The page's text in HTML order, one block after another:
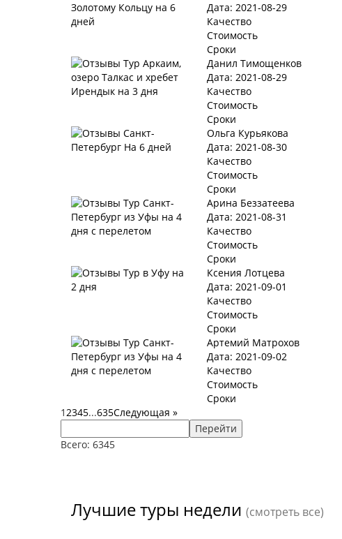
Дата: 2021-08-29
Качество
Стоимость
Сроки
Данил Тимощенков
Дата: 2021-08-29
Качество
Стоимость
Сроки
Ольга Курьякова
Дата: 2021-08-30
Качество
Стоимость
Сроки
Арина Беззатеева
Дата: 2021-08-31
Качество
Стоимость
Сроки
Ксения Лотцева
Дата: 2021-09-01
Качество
Стоимость
Сроки
Артемий Матрохов
Дата: 2021-09-02
Качество
Стоимость
Сроки
12345...635Следующая »
Перейти
Всего: 6345
Лучшие туры недели (смотреть все)